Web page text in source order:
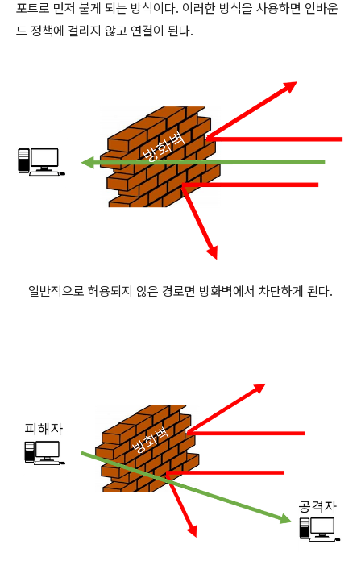
포트로 먼저 붙게 되는 방식이다. 이러한 방식을 사용하면 인바운
드 정책에 걸리지 않고 연결이 된다.
일반적으로 허용되지 않은 경로면 방화벽에서 차단하게 된다.